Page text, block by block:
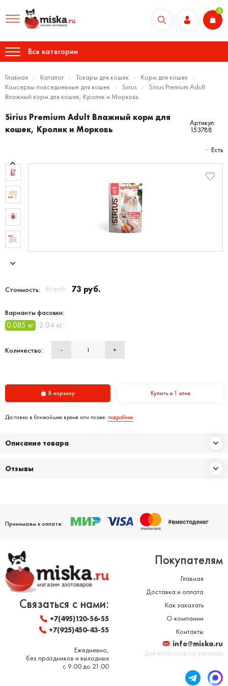
0
Все категории
Главная Каталог Товары для кошек
Корм для кошек
Консервы повседневные для кошек
Sirius
Sirius Premium Adult
Влажный корм для кошек, Кролик и Морковь
Sirius Premium Adult Влажный корм для
кошек, Кролик и Морковь
Артикул:
153788
Есть
Стоимость: 81 руб. 73 руб.
Варианты фасовки:
0.085 кг. 2.04 кг.
Количество: - +
В корзину Купить в 1 клик
Доставка в ближайшее время или позже: подробнее
Описание товара
Отзывы
Принимаем к оплате:
Связаться с нами:
+7(495)120-56-55
+7(925)450-43-55
Ежедневно,
без праздников и выходных
с 9:00 до 21:00
Покупателям
Главная
Доставка и оплата
Как заказать
О компании
Контакты
info@miska.ru
Для вопросов по заказам